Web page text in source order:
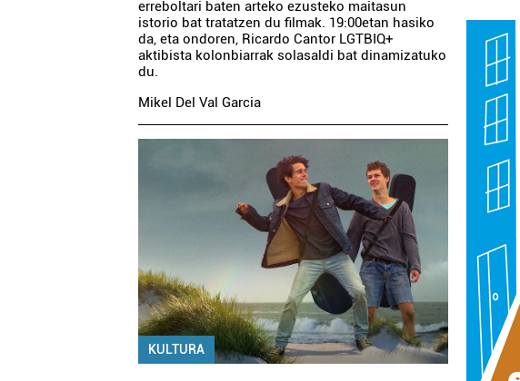
erreboltari baten arteko ezusteko maitasun
istorio bat tratatzen du filmak. 19:00etan hasiko
da, eta ondoren, Ricardo Cantor LGTBIQ+
aktibista kolonbiarrak solasaldi bat dinamizatuko
du.
Mikel Del Val Garcia
KULTURA